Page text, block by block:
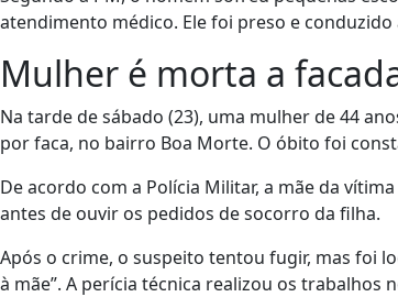
atendimento médico. Ele foi preso e conduzido
Mulher é morta a
Na tarde de sábado (23), uma mulher de 44
por faca, no bairro Boa Morte. O óbito foi
De acordo com a Polícia Militar, a mãe da
antes de ouvir os pedidos de socorro da filha.
Após o crime, o suspeito tentou fugir, mas foi
à mãe”. A perícia técnica realizou os